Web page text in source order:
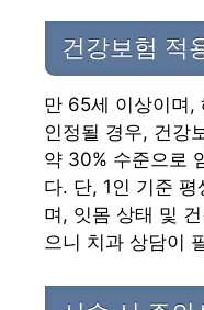
건강보험 적
만 65세 이상이며,
인정될 경우, 건강
약 30% 수준으로
다. 단, 1인 기준
며, 잇몸 상태 및
으니 치과 상담이